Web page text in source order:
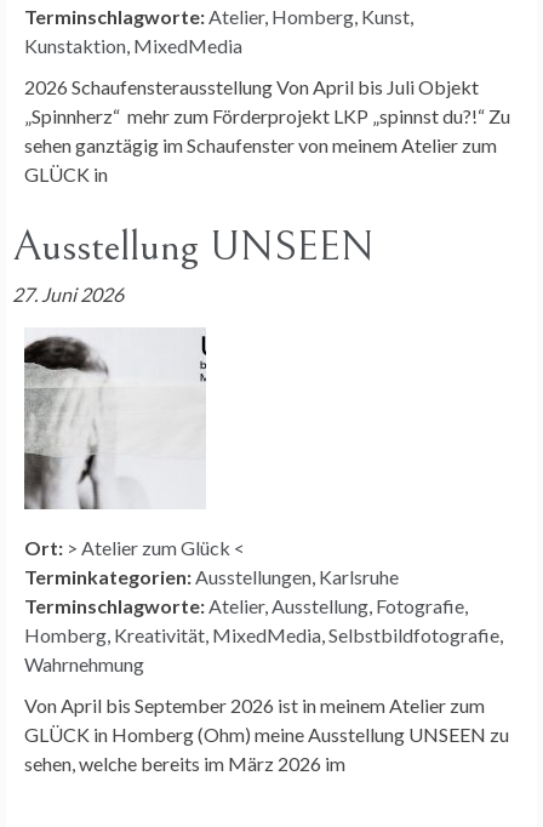
Terminschlagworte: Atelier, Homberg Kunst
Kunstaktion MixedMedia
2026 Schaufensterausstellung Von April bis Juli Objekt
„Spinnherz“ mehr zum Förderprojekt LKP „spinnst du?!“ Zu
sehen ganztägig im Schaufenster von meinem Atelier zum
GLÜCK in
Ausstellung UNSEEN
27. Juni 2026
Ort: > Atelier zum Glück <
Terminkategorien: Ausstellungen Karlsruhe
Terminschlagworte: Atelier, Ausstellung Fotografie
Homberg Kreativität MixedMedia Selbstbildfotografie
Wahrnehmung
Von April bis September 2026 ist in meinem Atelier zum
GLÜCK in Homberg (Ohm) meine Ausstellung UNSEEN zu
sehen, welche bereits im März 2026 im